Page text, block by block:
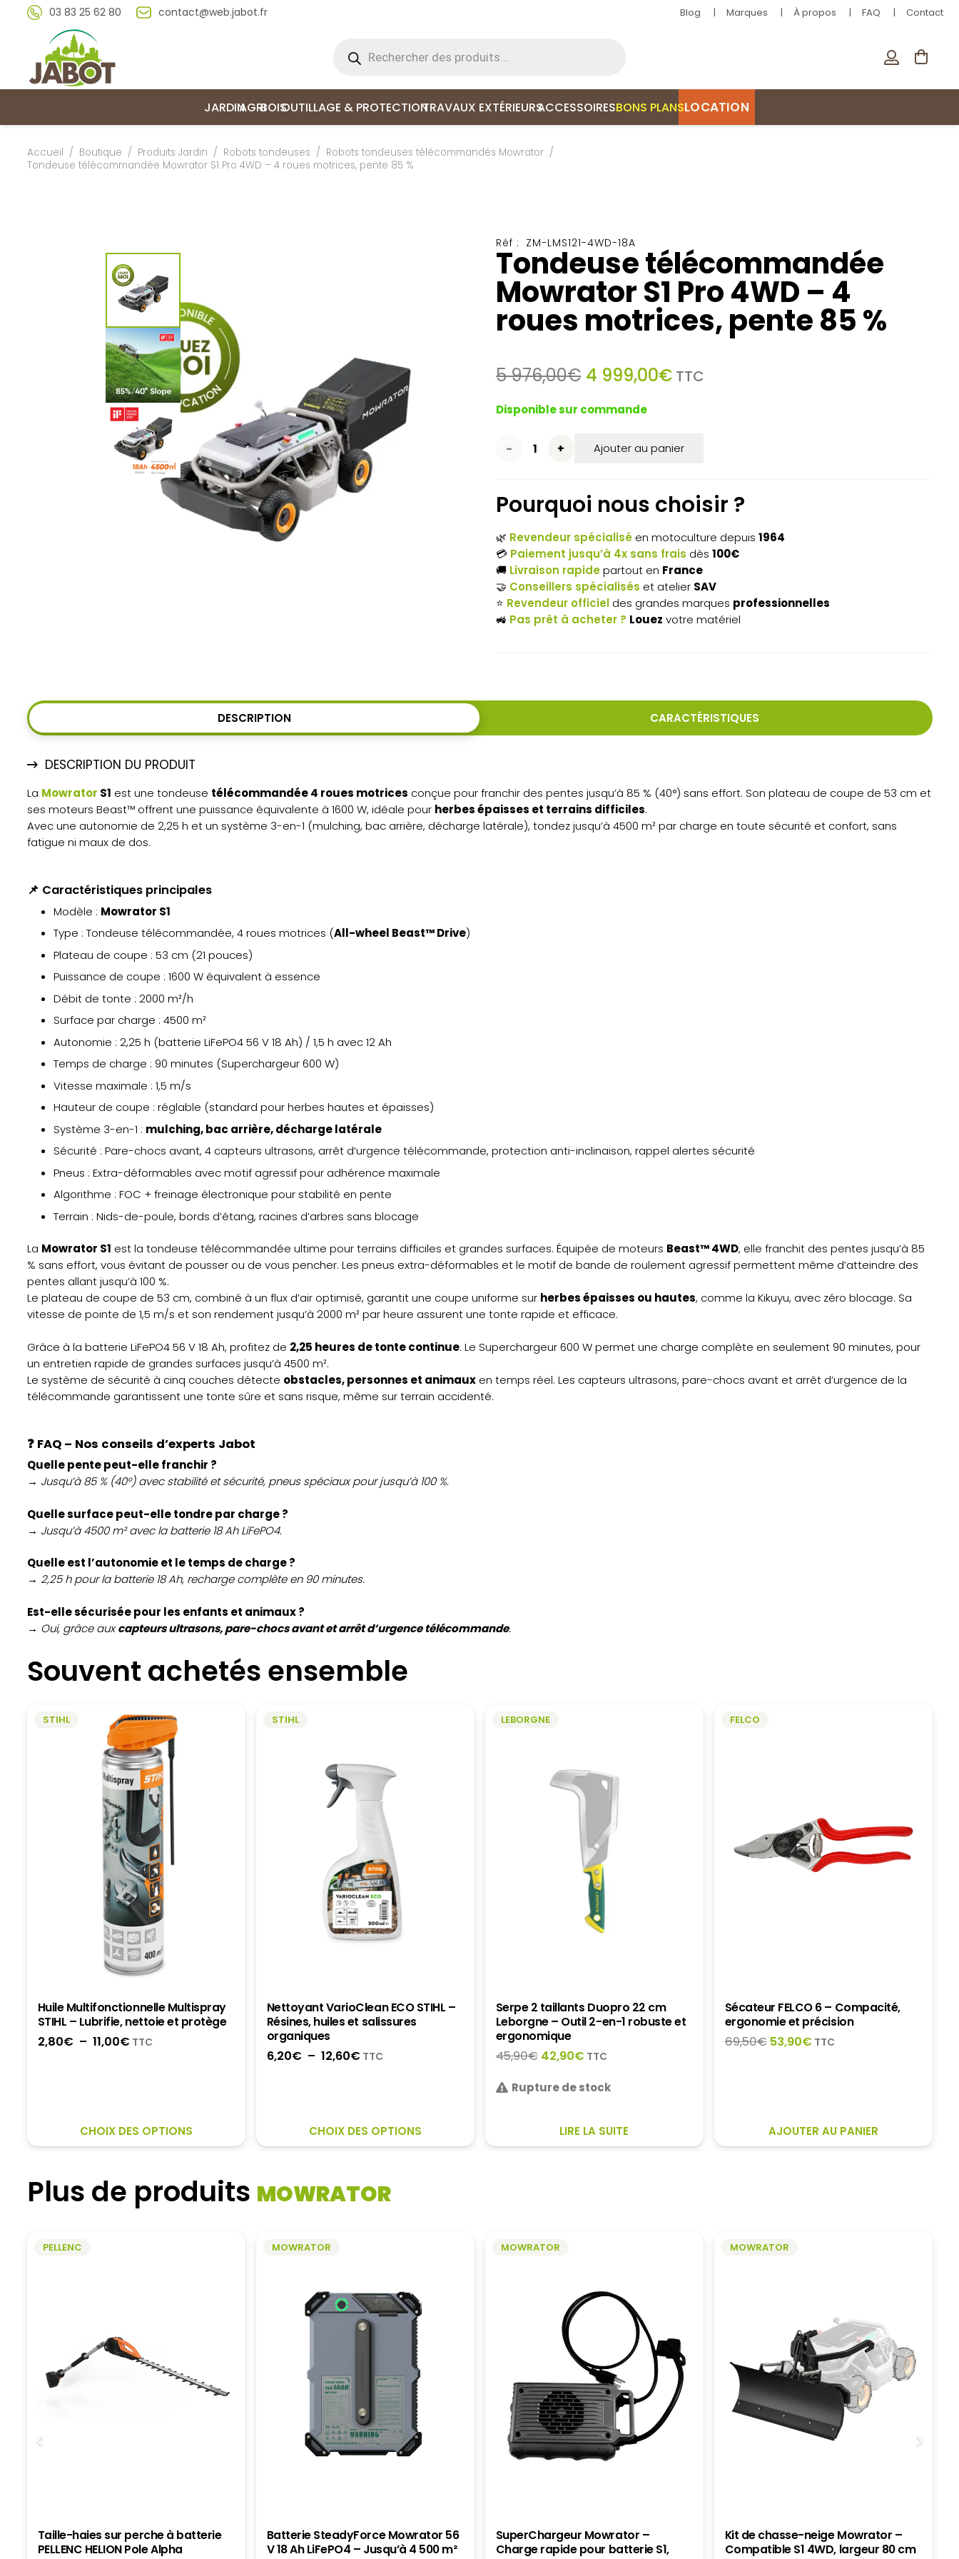
03 83 25 62 80 contact@web.jabot.fr Blog Marques À propos FAQ Contact
produits
JARDINAGRIBOISOUTILLAGE & PROTECTIONTRAVAUX EXTÉRIEURSACCESSOIRESBONS PLANSLOCATION
Accueil / Boutique / Produits Jardin / Robots tondeuses / Robots tondeuses télécommandés Mowrator /
Tondeuse télécommandée Mowrator S1 Pro 4WD – 4 roues motrices, pente 85 %
Réf : ZM-LMS121-4WD-18A
Tondeuse télécommandée
Mowrator S1 Pro 4WD – 4
roues motrices, pente 85 %
5 976,00€ Le
initial
976,00€.
4 999,00€Le
4
999,00€.
TTC
Disponible sur commande
quantité
Tondeuse
Mowrator
S1
Pro
pente
Ajouter au panier
Pourquoi nous choisir ?
🌿 Revendeur spécialiséen motoculture depuis 1964
💳 Paiement jusqu’à 4x sans frais dès 100€
🚚 Livraison rapidepartout en France
🤝 Conseillers spécialisés et atelier SAV
⭐ Revendeur officieldes grandes marques professionnelles
🚜 Pas prêt à acheter ? Louez votre matériel
DESCRIPTION CARACTÉRISTIQUES
DESCRIPTION DU PRODUIT
La Mowrator S1 est une tondeuse télécommandée 4 roues motrices conçue pour franchir des pentes jusqu’à 85 % (40°) sans effort. Son plateau de coupe de 53 cm et
ses moteurs Beast™ offrent une puissance équivalente à 1600 W, idéale pour herbes épaisses et terrains difficiles.
Avec une autonomie de 2,25 h et un système 3-en-1 (mulching, bac arrière, décharge latérale), tondez jusqu’à 4500 m² par charge en toute sécurité et confort, sans
fatigue ni maux de dos.
📌 Caractéristiques principales
Modèle : Mowrator S1
Type : Tondeuse télécommandée, 4 roues motrices (All-wheel Beast™ Drive)
Plateau de coupe : 53 cm (21 pouces)
Puissance de coupe : 1600 W équivalent à essence
Débit de tonte : 2000 m²/h
Surface par charge : 4500 m²
Autonomie : 2,25 h (batterie LiFePO4 56 V 18 Ah) / 1,5 h avec 12 Ah
Temps de charge : 90 minutes (Superchargeur 600 W)
Vitesse maximale : 1,5 m/s
Hauteur de coupe : réglable (standard pour herbes hautes et épaisses)
Système 3-en-1 : mulching, bac arrière, décharge latérale
Sécurité : Pare-chocs avant, 4 capteurs ultrasons, arrêt d’urgence télécommande, protection anti-inclinaison, rappel alertes sécurité
Pneus : Extra-déformables avec motif agressif pour adhérence maximale
Algorithme : FOC + freinage électronique pour stabilité en pente
Terrain : Nids-de-poule, bords d’étang, racines d’arbres sans blocage
La Mowrator S1 est la tondeuse télécommandée ultime pour terrains difficiles et grandes surfaces. Équipée de moteurs Beast™ 4WD, elle franchit des pentes jusqu’à 85
% sans effort, vous évitant de pousser ou de vous pencher. Les pneus extra-déformables et le motif de bande de roulement agressif permettent même d’atteindre des
pentes allant jusqu’à 100 %.
Le plateau de coupe de 53 cm, combiné à un flux d’air optimisé, garantit une coupe uniforme sur herbes épaisses ou hautes, comme la Kikuyu, avec zéro blocage. Sa
vitesse de pointe de 1,5 m/s et son rendement jusqu’à 2000 m² par heure assurent une tonte rapide et efficace.
Grâce à la batterie LiFePO4 56 V 18 Ah, profitez de 2,25 heures de tonte continue. Le Superchargeur 600 W permet une charge complète en seulement 90 minutes, pour
un entretien rapide de grandes surfaces jusqu’à 4500 m².
Le système de sécurité à cinq couches détecte obstacles, personnes et animauxen temps réel. Les capteurs ultrasons, pare-chocs avant et arrêt d’urgence de la
télécommande garantissent une tonte sûre et sans risque, même sur terrain accidenté.
❓ FAQ – Nos conseils d’experts Jabot
Quelle pente peut-elle franchir ?
→ Jusqu’à 85 % (40°) avec stabilité et sécurité, pneus spéciaux pour jusqu’à 100 %.
Quelle surface peut-elle tondre par charge ?
→ Jusqu’à 4500 m² avec la batterie 18 Ah LiFePO4.
Quelle est l’autonomie et le temps de charge ?
→ 2,25 h pour la batterie 18 Ah, recharge complète en 90 minutes.
Est-elle sécurisée pour les enfants et animaux ?
→ Oui, grâce auxcapteurs ultrasons, pare-chocs avant et arrêt d’urgence télécommande.
Souvent achetés ensemble
STIHL
Huile Multifonctionnelle Multispray
STIHL – Lubrifie, nettoie et protège
2,80€ – 11,00€Plage
11,00€
TTC
CHOIX DES OPTIONS
PRODUIT
VARIATIONS.
LES
STIHL
Nettoyant VarioClean ECO STIHL –
Résines, huiles et salissures
organiques
6,20€ – 12,60€Plage
12,60€
TTC
CHOIX DES OPTIONS
PRODUIT
LEBORGNE
Serpe 2 taillants Duopro 22 cm
Leborgne – Outil 2-en-1 robuste et
ergonomique
45,90€ Le
initial
42,90€Le
actuel
TTC
Rupture de stock
LIRE LA SUITE
FELCO
Sécateur FELCO 6 – Compacité,
ergonomie et précision
69,50€ Le
53,90€Le
TTC
AJOUTER AU PANIER
Plus de produits MOWRATOR
PELLENC
Taille-haies sur perche à batterie
PELLENC HELION Pole Alpha
MOWRATOR
Batterie SteadyForce Mowrator 56
V 18 Ah LiFePO4 – Jusqu’à 4 500 m²
MOWRATOR
SuperChargeur Mowrator –
Charge rapide pour batterie S1,
MOWRATOR
Kit de chasse-neige Mowrator –
Compatible S1 4WD, largeur 80 cm